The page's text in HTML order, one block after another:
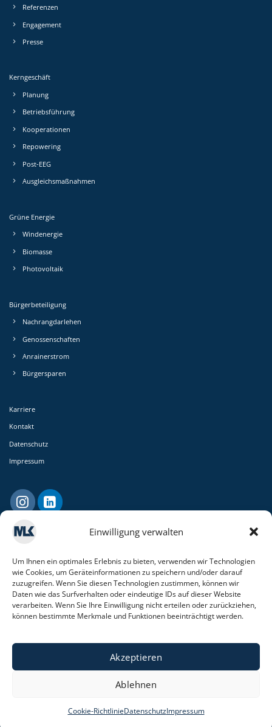
Einwilligung verwalten
Um Ihnen ein optimales Erlebnis zu bieten, verwenden wir Technologien
wie Cookies, um Geräteinformationen zu speichern und/oder darauf
zuzugreifen. Wenn Sie diesen Technologien zustimmen, können wir
Daten wie das Surfverhalten oder eindeutige IDs auf dieser Website
verarbeiten. Wenn Sie Ihre Einwilligung nicht erteilen oder zurückziehen,
können bestimmte Merkmale und Funktionen beeinträchtigt werden.
Akzeptieren
Ablehnen
Cookie-RichtlinieDatenschutzImpressum
MLK Consulting
fon +49 (0) 24 31 – 9 72 72 - 0
Referenzen
Engagement
Presse
Kerngeschäft
Planung
Betriebs­führung
Kooperationen
Repowering
Post-EEG
Ausgleichs­maßnahmen
Grüne Energie
Windenergie
Biomasse
Photovoltaik
Bürgerbeteiligung
Nachrang­darlehen
Genossen­schaften
Anrainerstrom
Bürgersparen
Karriere
Kontakt
Datenschutz
Impressum